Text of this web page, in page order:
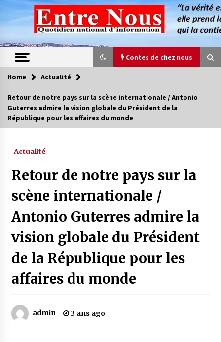
content
Contes de chez nous
Contes de chez nous
Quand la mère n’est plus là (17e partie)
4 ans ago
Oum el Gaïla / L’ogresse du M’zab
4 ans ago
montagnards
Home Actualité
Retour de notre pays sur la scène internationale / Antonio
Guterres admire la vision globale du Président de la
République pour les affaires du monde
Actualité
Retour de notre pays sur la
scène internationale /
Antonio Guterres admire la
vision globale du Président
de la République pour les
affaires du monde
admin 3 ans ago